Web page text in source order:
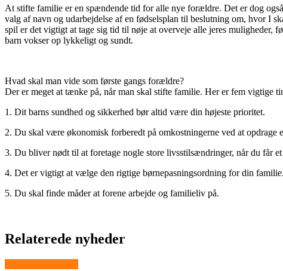
At stifte familie er en spændende tid for alle nye forældre. Det er dog
valg af navn og udarbejdelse af en fødselsplan til beslutning om, hvor I
spil er det vigtigt at tage sig tid til nøje at overveje alle jeres
barn vokser op lykkeligt og sundt.
Hvad skal man vide som første gangs forældre?
Der er meget at tænke på, når man skal stifte familie. Her er fem vigtige
1. Dit barns sundhed og sikkerhed bør altid være din højeste prioritet.
2. Du skal være økonomisk forberedt på omkostningerne ved at opdrage
3. Du bliver nødt til at foretage nogle store livsstilsændringer, når du får et
4. Det er vigtigt at vælge den rigtige børnepasningsordning for din familie.
5. Du skal finde måder at forene arbejde og familieliv på.
Relaterede nyheder